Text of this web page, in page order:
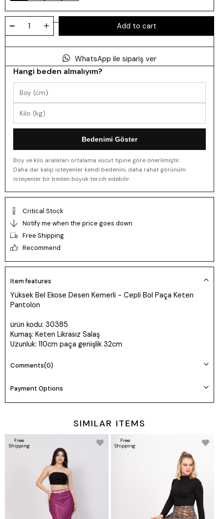
WhatsApp ile sipariş ver
Hangi beden almalıyım?
Bedenimi Göster
Boy ve kilo aralıkları ortalama vücut tipine göre önerilmiştir.
Daha dar kalıp isteyenler kendi bedenini, daha rahat görünüm
isteyenler bir beden büyük tercih edebilir.
Critical Stock
Notify me when the price goes down
Free Shipping
Recommend
Item features
Yüksek Bel Ekose Desen Kemerli - Cepli Bol Paça Keten
Pantolon
ürün kodu: 30385
Kumaş: Keten Likrasız Salaş
Uzunluk: 110cm paça genişlik 32cm
Ürünler Tam Kalıp Manken Prova 36 beden
Comments(0)
Payment Options
SIMILAR ITEMS
Free
Shipping
Free
Shipping